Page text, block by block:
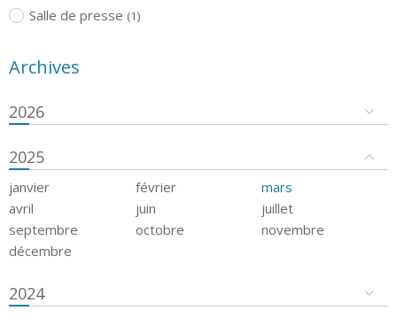
Salle de presse (1)
Archives
2026
2025
janvier février
mars
avril
juin
juillet
septembre
octobre
novembre
décembre
2024